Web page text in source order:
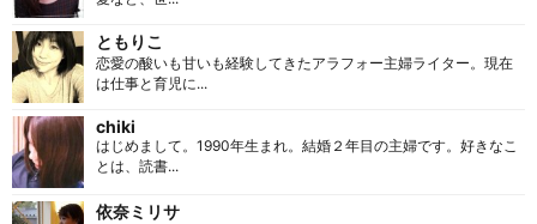
ともりこ
恋愛の酸いも甘いも経験してきたアラフォー主婦ライター。現在
は仕事と育児に...
chiki
はじめまして。1990年生まれ。結婚２年目の主婦です。好きなこ
とは、読書...
依奈ミリサ